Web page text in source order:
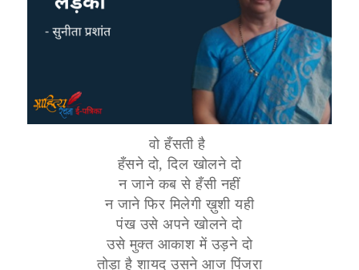
वो हँसती है
हँसने दो, दिल खोलने दो
न जाने कब से हँसी नहीं
न जाने फिर मिलेगी ख़ुशी यही
पंख उसे अपने खोलने दो
उसे मुक्त आकाश में उड़ने दो
तोड़ा है शायद उसने आज पिंजरा